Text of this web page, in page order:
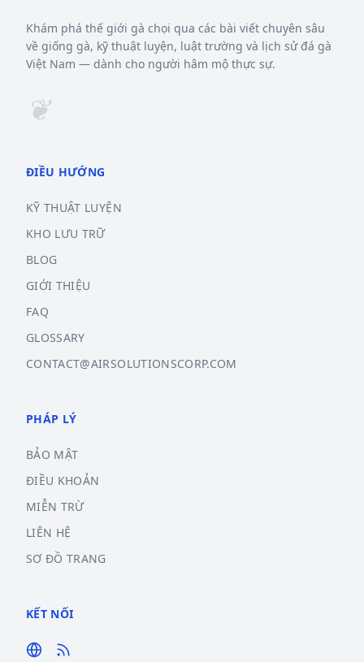
Khám phá thế giới gà chọi qua các bài viết chuyên sâu
về giống gà, kỹ thuật luyện, luật trường và lịch sử đá gà
Việt Nam — dành cho người hâm mộ thực sự.
❦
ĐIỀU HƯỚNG
KỸ THUẬT LUYỆN
KHO LƯU TRỮ
BLOG
GIỚI THIỆU
FAQ
GLOSSARY
CONTACT@AIRSOLUTIONSCORP.COM
PHÁP LÝ
BẢO MẬT
ĐIỀU KHOẢN
MIỄN TRỪ
LIÊN HỆ
SƠ ĐỒ TRANG
KẾT NỐI